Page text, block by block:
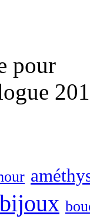
pour
bijoux